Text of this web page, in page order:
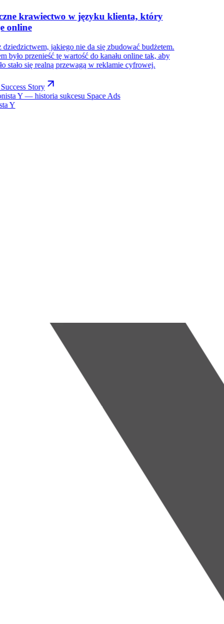
krawiectwo w języku klienta, który
online
dziedzictwem, jakiego nie da się zbudować budżetem.
było przenieść tę wartość do kanału online tak, aby
stało się realną przewagą w reklamie cyfrowej.
Story
Y